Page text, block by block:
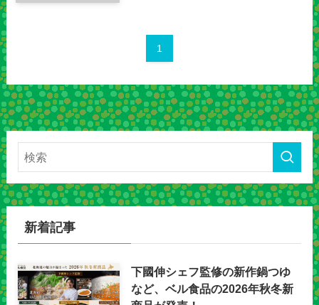
1
新着記事
下國伸シェフ監修の新作鍋つゆ
など、ベル食品の2026年秋冬新